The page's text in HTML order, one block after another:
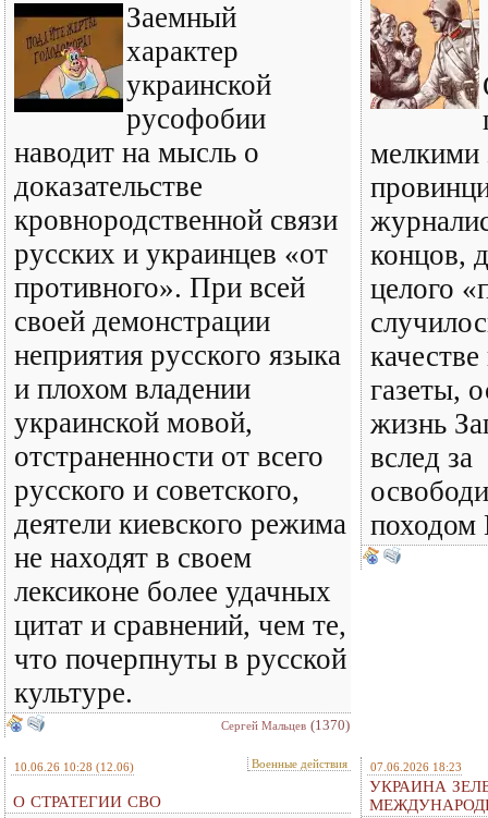
Заемный
характер
украинской
русофобии
наводит на мысль о
доказательстве
кровнородственной связи
русских и украинцев «от
противного». При всей
своей демонстрации
неприятия русского языка
и плохом владении
украинской мовой,
отстраненности от всего
русского и советского,
деятели киевского режима
не находят в своем
лексиконе более удачных
цитат и сравнений, чем те,
что почерпнуты в русской
культуре.
Сергей Мальцев (1370)
мелкими
концов,
целого
газеты,
жизнь
вслед за
10.06.26 10:28 (12.06) Военные действия
О СТРАТЕГИИ СВО
07.06.2026 18:23
УКРАИНА